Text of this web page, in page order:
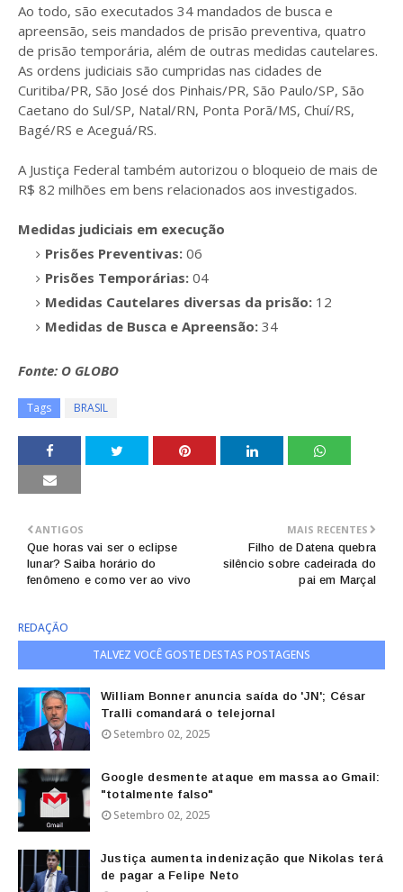
Ao todo, são executados 34 mandados de busca e
apreensão, seis mandados de prisão preventiva, quatro
de prisão temporária, além de outras medidas cautelares.
As ordens judiciais são cumpridas nas cidades de
Curitiba/PR, São José dos Pinhais/PR, São Paulo/SP, São
Caetano do Sul/SP, Natal/RN, Ponta Porã/MS, Chuí/RS,
Bagé/RS e Aceguá/RS.
A Justiça Federal também autorizou o bloqueio de mais de
R$ 82 milhões em bens relacionados aos investigados.
Medidas judiciais em execução
Prisões Preventivas: 06
Prisões Temporárias: 04
Medidas Cautelares diversas da prisão: 12
Medidas de Busca e Apreensão: 34
Fonte: O GLOBO
Tags BRASIL
MAIS RECENTES
Filho de Datena quebra
silêncio sobre cadeirada do
pai em Marçal
ANTIGOS
Que horas vai ser o eclipse
lunar? Saiba horário do
fenômeno e como ver ao vivo
REDAÇÃO
TALVEZ VOCÊ GOSTE DESTAS POSTAGENS
William Bonner anuncia saída do 'JN'; César
Tralli comandará o telejornal
Setembro 02, 2025
Google desmente ataque em massa ao Gmail:
"totalmente falso"
Setembro 02, 2025
Justiça aumenta indenização que Nikolas terá
de pagar a Felipe Neto